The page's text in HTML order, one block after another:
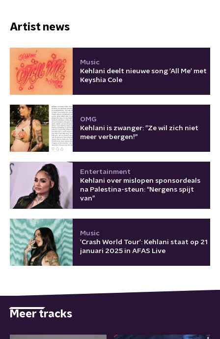
Artist news
Music
Kehlani deelt nieuwe song 'All Me' met
Keyshia Cole
OMG
Kehlani is zwanger: "Ze wil zich niet
meer verbergen!"
Entertainment
Kehlani over mislopen sponsordeals
na Palestina-steun: “Nergens spijt
van”
Music
'Crash World Tour': Kehlani staat op 21
januari 2025 in AFAS Live
Meer tracks